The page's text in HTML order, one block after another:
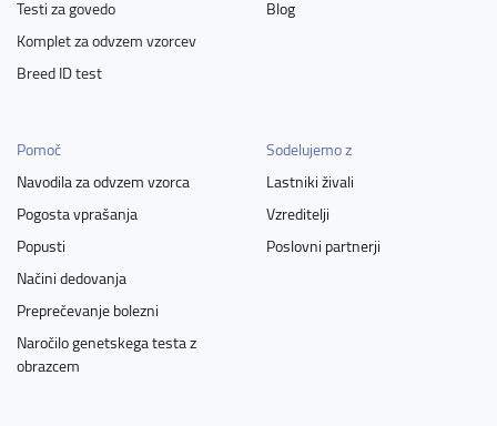
Testi za govedo
Komplet za odvzem vzorcev
Breed ID test
Blog
Pomoč
Navodila za odvzem vzorca
Pogosta vprašanja
Popusti
Načini dedovanja
Preprečevanje bolezni
Naročilo genetskega testa z
obrazcem
Sodelujemo z
Lastniki živali
Vzreditelji
Poslovni partnerji